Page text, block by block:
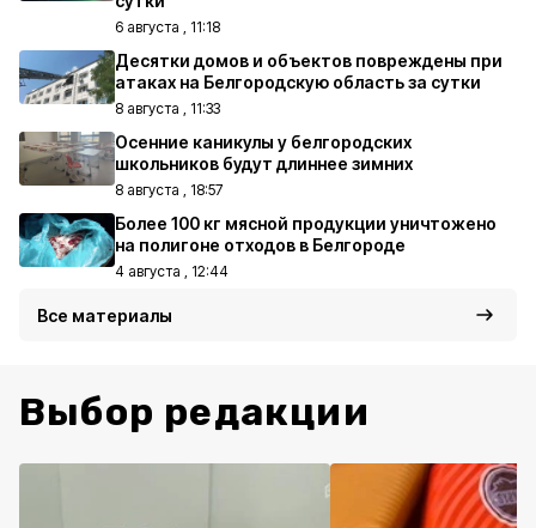
6 августа , 11:18
Десятки домов и объектов повреждены при
атаках на Белгородскую область за сутки
8 августа , 11:33
Осенние каникулы у белгородских
школьников будут длиннее зимних
8 августа , 18:57
Более 100 кг мясной продукции уничтожено
на полигоне отходов в Белгороде
4 августа , 12:44
Все материалы
Выбор редакции